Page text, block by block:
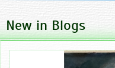
New in Blogs